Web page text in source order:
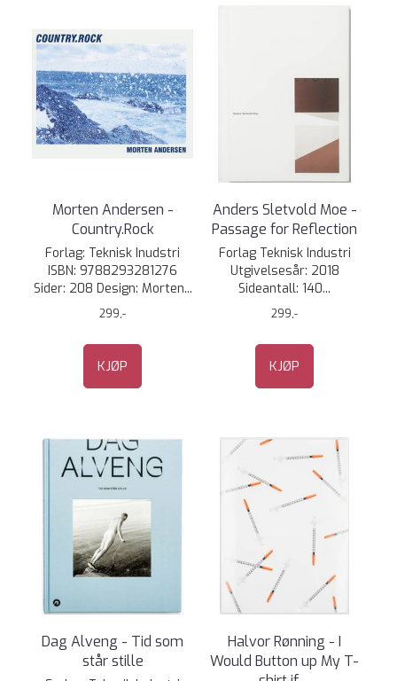
Morten Andersen -
Country.Rock
Forlag: Teknisk Inudstri ​
ISBN: 9788293281276
Sider: 208 Design: Morten...
299,-
KJØP
Anders Sletvold Moe -
Passage for Reflection
Forlag Teknisk Industri
Utgivelsesår: 2018
Sideantall: 140...
299,-
KJØP
Dag Alveng - Tid som
står stille
Halvor Rønning - I
Would Button up My T-